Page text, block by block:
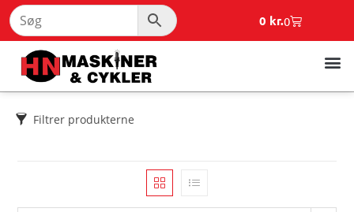
0 kr.0
Filtrer produkterne